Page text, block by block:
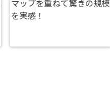
マップを重ねて驚きの規模
を実感！